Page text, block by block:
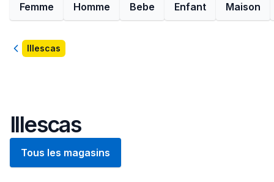
Femme Homme Bebe Enfant Maison
RetourIllescas
Illescas
Tous les magasins